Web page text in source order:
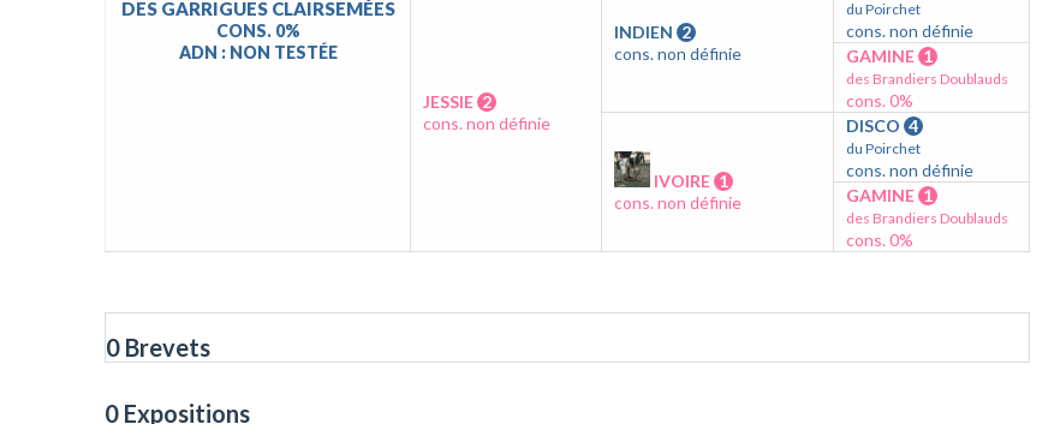
DES GARRIGUES CLAIRSEMÉES
CONS. 0%
ADN : NON TESTÉE
JESSIE 2
cons. non définie
INDIEN 2
cons. non définie
du Poirchet
cons. non définie
GAMINE 1
des Brandiers Doublauds
cons. 0%
IVOIRE 1
cons. non définie
DISCO 4
du Poirchet
cons. non définie
GAMINE 1
des Brandiers Doublauds
cons. 0%
0 Brevets
0 Expositions